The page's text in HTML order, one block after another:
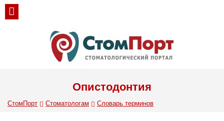
Опистодонтия
СтомПорт Стоматологам Словарь терминов